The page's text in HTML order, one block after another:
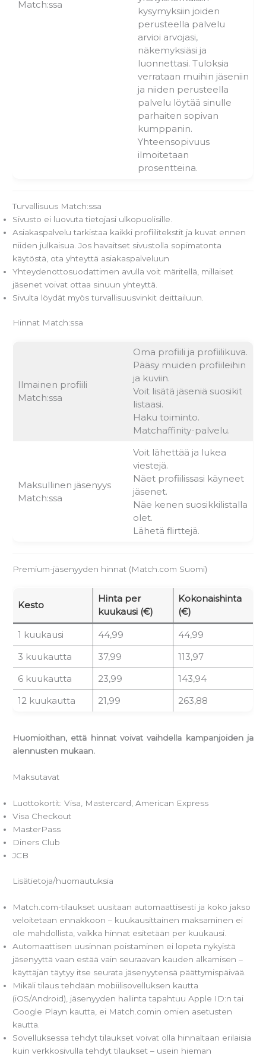
Match:ssa
kysymyksiin joiden
perusteella palvelu
arvioi arvojasi,
näkemyksiäsi ja
luonnettasi. Tuloksia
verrataan muihin jäseniin
ja niiden perusteella
palvelu löytää sinulle
parhaiten sopivan
kumppanin.
Yhteensopivuus
ilmoitetaan
prosentteina.
Turvallisuus Match:ssa
Sivusto ei luovuta tietojasi ulkopuolisille.
Asiakaspalvelu tarkistaa kaikki profiilitekstit ja kuvat ennen
niiden julkaisua. Jos havaitset sivustolla sopimatonta
käytöstä, ota yhteyttä asiakaspalveluun
Yhteydenottosuodattimen avulla voit märitellä, millaiset
jäsenet voivat ottaa sinuun yhteyttä.
Sivulta löydät myös turvallisuusvinkit deittailuun.
Hinnat Match:ssa
Ilmainen profiili
Match:ssa
Oma profiili ja profiilikuva.
Pääsy muiden profiileihin
ja kuviin.
Voit lisätä jäseniä suosikit
listaasi.
Haku toiminto.
Matchaffinity-palvelu.
Maksullinen jäsenyys
Match:ssa
Voit lähettää ja lukea
viestejä.
Näet profiilissasi käyneet
jäsenet.
Näe kenen suosikkilistalla
olet.
Lähetä flirttejä.
Premium-jäsenyyden hinnat (Match.com Suomi)
Kesto
Hinta per
kuukausi (€)
Kokonaishinta
(€)
1 kuukausi 44,99
44,99
3 kuukautta
37,99
113,97
6 kuukautta
23,99
143,94
12 kuukautta
21,99 263,88
Huomioithan, että hinnat voivat vaihdella kampanjoiden ja
alennusten mukaan.
Maksutavat
Luottokortit: Visa, Mastercard, American Express
Visa Checkout
MasterPass
Diners Club
JCB
Lisätietoja/huomautuksia
Match.com-tilaukset uusitaan automaattisesti ja koko jakso
veloitetaan ennakkoon – kuukausittainen maksaminen ei
ole mahdollista, vaikka hinnat esitetään per kuukausi.
Automaattisen uusinnan poistaminen ei lopeta nykyistä
jäsenyyttä vaan estää vain seuraavan kauden alkamisen –
käyttäjän täytyy itse seurata jäsenyytensä päättymispäivää.
Mikäli tilaus tehdään mobiilisovelluksen kautta
(iOS/Android), jäsenyyden hallinta tapahtuu Apple ID:n tai
Google Playn kautta, ei Match.comin omien asetusten
kautta.
Sovelluksessa tehdyt tilaukset voivat olla hinnaltaan erilaisia
kuin verkkosivulla tehdyt tilaukset – usein hieman